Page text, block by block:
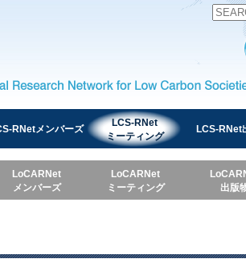
Research Network for Low Carbon
RNetメンバーズ
LCS-RNet
ミーティング
LCS-RNet
LoCARNet
メンバーズ
LoCARNet
ミーティング
出版